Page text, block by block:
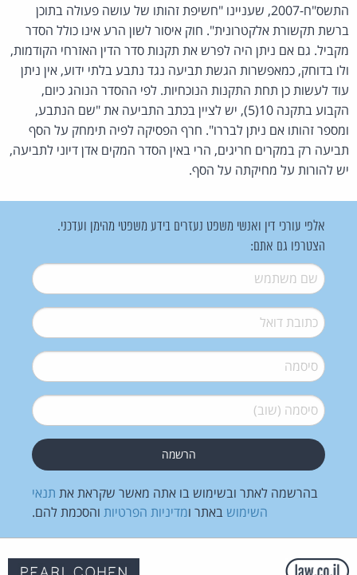
התשס"ח-2007, שעניינו "חשיפת זהותו של עושה פעולה בתוכן
ברשת תקשורת אלקטרונית". חוק איסור לשון הרע אינו כולל הסדר
מקביל. גם אם ניתן היה לפרש את תקנות סדר הדין האזרחי הקודמות,
ולו בדוחק, כמאפשרות הגשת תביעה נגד נתבע בלתי ידוע, אין ניתן
עוד לעשות כן תחת התקנות הנוכחיות. לפי ההסדר הנוהג כיום,
הקבוע בתקנה 10(5), יש לציין בכתב התביעה את "שם הנתבע,
ומספר זהותו אם ניתן לבררו". חרף הפסיקה לפיה תימחק על הסף
תביעה רק במקרים חריגים, הרי באין הסדר המקים אדן דיוני לתביעה,
יש להורות על מחיקתה על הסף.
אלפי עורכי דין ואנשי משפט נעזרים בידע משפטי מהימן ועדכני.
הצטרפו גם אתם:
שם משתמש*
דואל*
סיסמה*
סיסמה (שוב)*
בהרשמה לאתר ובשימוש בו אתה מאשר שקראת את תנאי
השימוש באתר ומדיניות הפרטיות והסכמת להם.